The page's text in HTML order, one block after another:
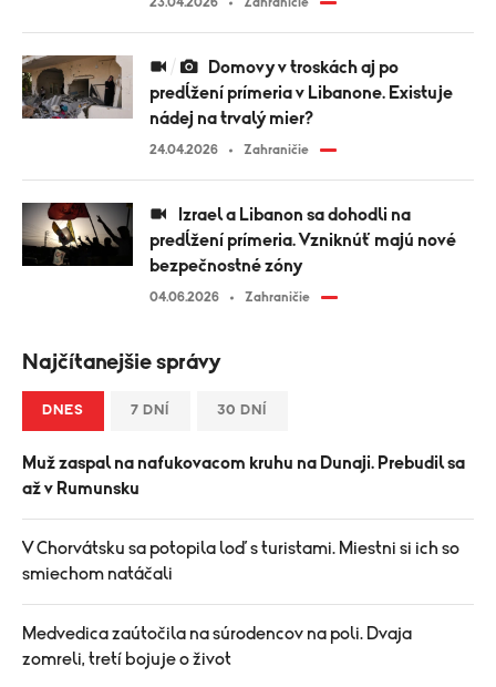
predĺžení prímeria v Libanone. Existuje
nádej na trvalý mier?
24.04.2026 Zahraničie
predĺžení prímeria. Vzniknúť majú nové
bezpečnostné zóny
04.06.2026 Zahraničie
Najčítanejšie správy
DNES 7 DNÍ 30 DNÍ
Muž zaspal na nafukovacom kruhu na Dunaji. Prebudil sa
až v Rumunsku
V Chorvátsku sa potopila loď s turistami. Miestni si ich so
smiechom natáčali
Medvedica zaútočila na súrodencov na poli. Dvaja
zomreli, tretí bojuje o život